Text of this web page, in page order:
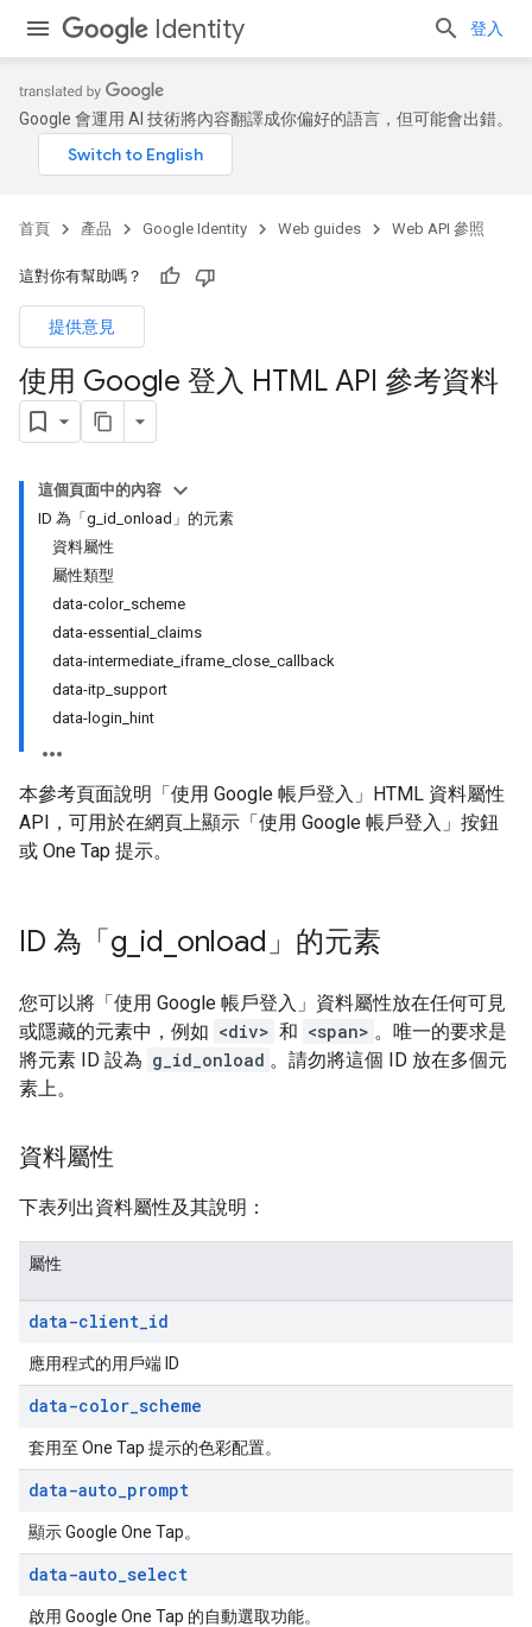
Identity 登入
Google 會運用 AI 技術將內容翻譯成你偏好的語言，但可能會出錯。
首頁 產品 Google Identity Web guides Web API 參照
這對你有幫助嗎？
提供意見
使用 Google 登入 HTML API 參考資料
這個頁面中的內容
ID 為「g_id_onload」的元素
資料屬性
屬性類型
data-color_scheme
data-essential_claims
data-intermediate_iframe_close_callback
data-itp_support
data-login_hint
本參考頁面說明「使用 Google 帳戶登入」HTML 資料屬性
API，可用於在網頁上顯示「使用 Google 帳戶登入」按鈕
或 One Tap 提示。
ID 為「g id onload」的元素
您可以將「使用 Google 帳戶登入」資料屬性放在任何可見
或隱藏的元素中，例如 <div> 和 <span> 。唯一的要求是
將元素 ID 設為 g_id_onload 。請勿將這個 ID 放在多個元
素上。
資料屬性
下表列出資料屬性及其說明：
屬性
data-client_id
應用程式的用戶端 ID
data-color_scheme
套用至 One Tap 提示的色彩配置。
data-auto_prompt
顯示 Google One Tap。
data-auto_select
啟用 Google One Tap 的自動選取功能。